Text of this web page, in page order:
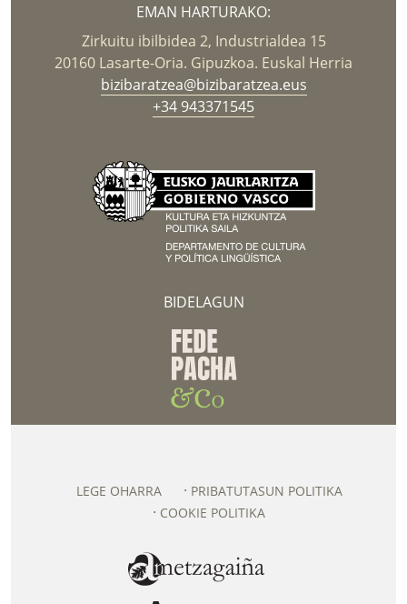
EMAN HARTURAKO:
Zirkuitu ibilbidea 2, Industrialdea 15
20160 Lasarte-Oria. Gipuzkoa. Euskal Herria
bizibaratzea@bizibaratzea.eus
+34 943371545
BIDELAGUN
LEGE OHARRA
PRIBATUTASUN POLITIKA
COOKIE POLITIKA